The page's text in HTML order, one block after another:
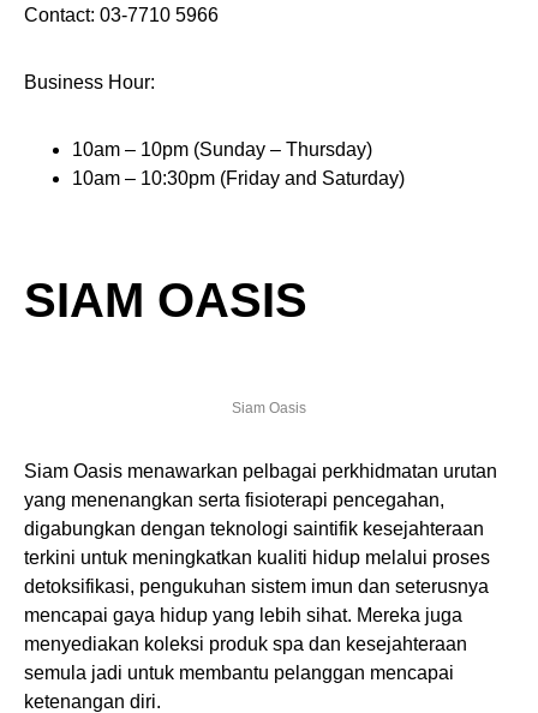
Contact: 03-7710 5966
Business Hour:
10am – 10pm (Sunday – Thursday)
10am – 10:30pm (Friday and Saturday)
SIAM OASIS
Siam Oasis
Siam Oasis menawarkan pelbagai perkhidmatan urutan
yang menenangkan serta fisioterapi pencegahan,
digabungkan dengan teknologi saintifik kesejahteraan
terkini untuk meningkatkan kualiti hidup melalui proses
detoksifikasi, pengukuhan sistem imun dan seterusnya
mencapai gaya hidup yang lebih sihat. Mereka juga
menyediakan koleksi produk spa dan kesejahteraan
semula jadi untuk membantu pelanggan mencapai
ketenangan diri.